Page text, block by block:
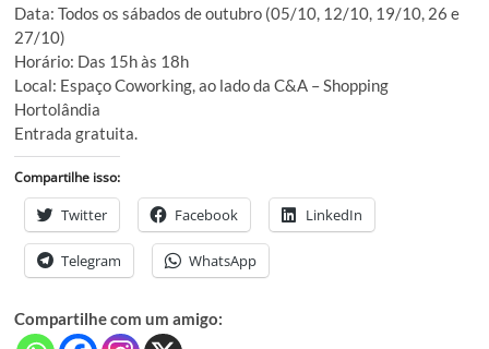
Data: Todos os sábados de outubro (05/10, 12/10, 19/10, 26 e
27/10)
Horário: Das 15h às 18h
Local: Espaço Coworking, ao lado da C&A – Shopping
Hortolândia
Entrada gratuita.
Compartilhe isso:
Twitter Facebook LinkedIn
Telegram WhatsApp
Compartilhe com um amigo: